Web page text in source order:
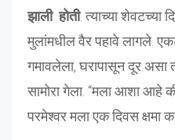
झाली होती. त्याच्या शेवटच्या
मुलांमधील वैर पहावे लागले.
गमावलेला, घरापासून दूर असा
सामोरा गेला. “मला आशा आहे
परमेश्वर मला एक दिवस क्षमा